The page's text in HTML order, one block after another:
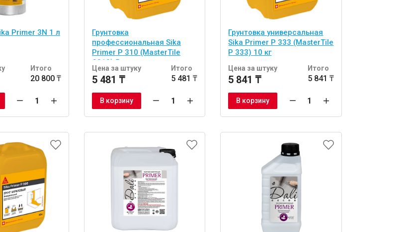
Primer 3N 1 л
Итого
20 800 ₸
Грунтовка
профессиональная Sika
Primer P 310 (MasterTile
P310) 5 кг
Цена за штуку
5 481 ₸
Итого
5 481 ₸
В корзину
Грунтовка универсальная
Sika Primer P 333 (MasterTile
P 333) 10 кг
Цена за штуку
5 841 ₸
Итого
5 841 ₸
В корзину